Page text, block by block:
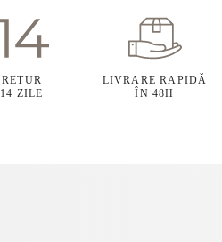
RETUR
14 ZILE
LIVRARE RAPIDĂ
ÎN 48H